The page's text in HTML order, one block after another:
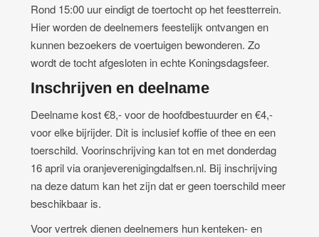
Rond 15:00 uur eindigt de toertocht op het feestterrein.
Hier worden de deelnemers feestelijk ontvangen en
kunnen bezoekers de voertuigen bewonderen. Zo
wordt de tocht afgesloten in echte Koningsdagsfeer.
Inschrijven en deelname
Deelname kost €8,- voor de hoofdbestuurder en €4,-
voor elke bijrijder. Dit is inclusief koffie of thee en een
toerschild. Voorinschrijving kan tot en met donderdag
16 april via oranjeverenigingdalfsen.nl. Bij inschrijving
na deze datum kan het zijn dat er geen toerschild meer
beschikbaar is.
Voor vertrek dienen deelnemers hun kenteken- en